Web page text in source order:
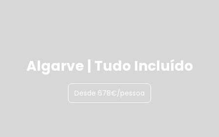
Algarve | Tudo Incluído
Desde 678€/pessoa